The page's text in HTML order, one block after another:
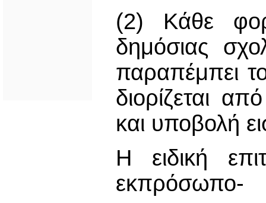
(2) Κάθε
δημόσιας
παραπέμπει
διορίζεται
και υποβολή
Η ειδική
εκπρόσωπο-